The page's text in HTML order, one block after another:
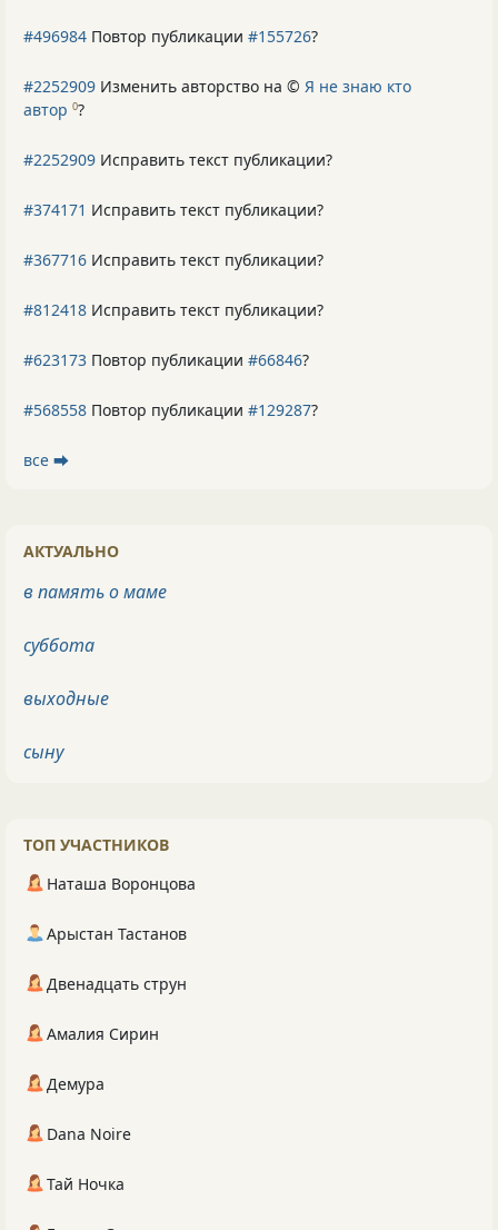
#496984 Повтор публикации #155726?
#2252909 Изменить авторство на © Я не знаю кто
автор 0?
#2252909 Исправить текст публикации?
#374171 Исправить текст публикации?
#367716 Исправить текст публикации?
#812418 Исправить текст публикации?
#623173 Повтор публикации #66846?
#568558 Повтор публикации #129287?
все ⮕
АКТУАЛЬНО
в память о маме
суббота
выходные
сыну
ТОП УЧАСТНИКОВ
Наташа Воронцова
Арыстан Тастанов
Двенадцать струн
Амалия Сирин
Демура
Dana Noire
Тай Ночка